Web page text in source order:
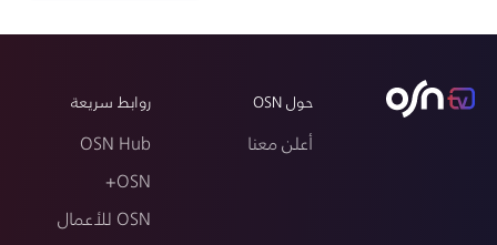
حول OSN
أعلن معنا
روابط سريعة
OSN Hub
OSN+
OSN للأعمال